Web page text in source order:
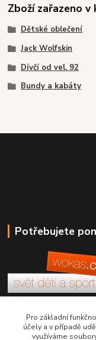
Zboží zařazeno v
Dětské oblečení
Jack Wolfskin
Dívčí od vel. 92
Bundy a kabáty
Potřebujete
+420 380 830
Pro základní
účely a v případě
využíváme